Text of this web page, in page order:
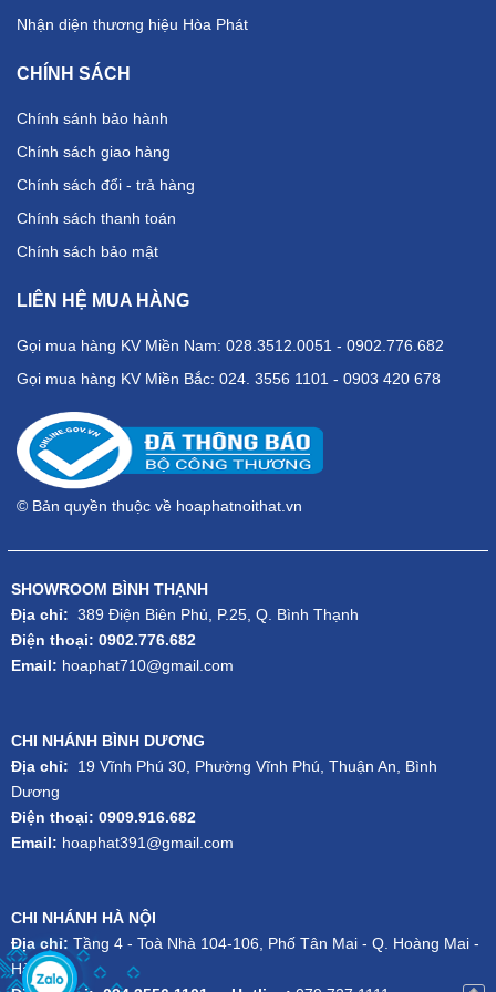
Bộ bàn ghế học sinh bán trú BBT102C
Sản phẩm bàn ghế bán trú liền ghế BBT102C cao cấp, có khung
thép được sơn tĩnh điện an toàn. Có chất liệu gỗ Melamine mang
đến sự thân thiện, an toàn và sở hữu tính thẩm mỹ. BBT102C
không bán lẻ, chỉ nhận đặt hàng từ 5 bộ sản phẩm trở lên.
Bàn ghế cho học sinh bán trú BBT102C
Bộ bàn ghế học sinh bán trú BBT102B
Kích thước: R110 x S803 x C330: 532: 550mm
BBT102B thương hiệu Hòa Phát được thiết kế dạng liền ghế, chất
liệu gỗ Melamine. Có mẫu mã đẹp mắt, bề mặt được sơn phủ
bóng tạo sự sạch sẽ, thoải mái cũng như bảo vệ bàn ghế trước
bộ phận. BBT102B không bán lẻ, chỉ nhận đặt hàng từ 5 bộ sản
phẩm trở lên.
Nhận diện thương hiệu Hòa Phát
CHÍNH SÁCH
Chính sánh bảo hành
Chính sách giao hàng
Chính sách đổi - trả hàng
Chính sách thanh toán
Chính sách bảo mật
LIÊN HỆ MUA HÀNG
Gọi mua hàng KV Miền Nam: 028.3512.0051 - 0902.776.682
Gọi mua hàng KV Miền Bắc: 024. 3556 1101 - 0903 420 678
© Bản quyền thuộc về hoaphatnoithat.vn
SHOWROOM BÌNH THẠNH
Địa chỉ: 389 Điện Biên Phủ, P.25, Q. Bình Thạnh
Điện thoại: 0902.776.682
Email: hoaphat710@gmail.com
CHI NHÁNH BÌNH DƯƠNG
Địa chỉ: 19 Vĩnh Phú 30, Phường Vĩnh Phú, Thuận An, Bình
Dương
Điện thoại: 0909.916.682
Email: hoaphat391@gmail.com
CHI NHÁNH HÀ NỘI
Địa chỉ: Tầng 4 - Toà Nhà 104-106, Phố Tân Mai - Q. Hoàng Mai -
Hà Nội